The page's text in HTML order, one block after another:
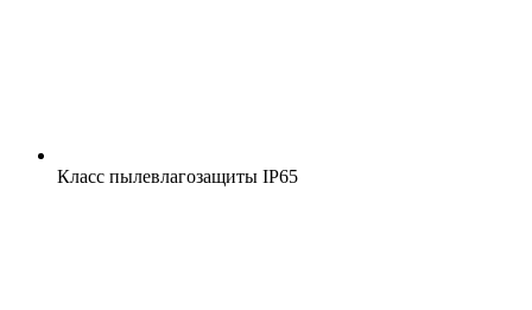
Класс пылевлагозащиты IP65